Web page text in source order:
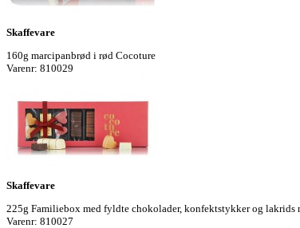
Skaffevare
160g marcipanbrød i rød Cocoture
Varenr: 810029
Skaffevare
225g Familiebox med fyldte chokolader, konfektstykker og lakrids
Varenr: 810027